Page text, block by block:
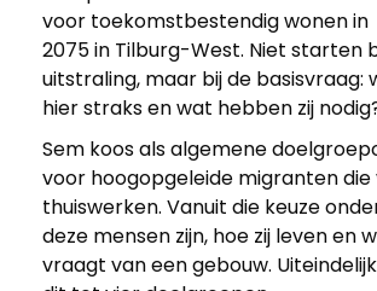
i
t
e
c
voor toekomstbestendig wonen in
2075in Tilburg-West. Niet starten
uitstraling, maar bij de basisvraag:
hier straks en wat hebben zij
Sem koos als algemene
voor hoogopgeleide migranten die
thuiswerken. Vanuit die keuze
deze mensen zijn, hoe zij leven en
vraagt van een gebouw.